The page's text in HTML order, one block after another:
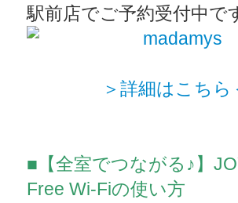
駅前店でご予約受付中で
＞詳細はこちら
■【全室でつながる♪】
Free Wi-Fiの使い方